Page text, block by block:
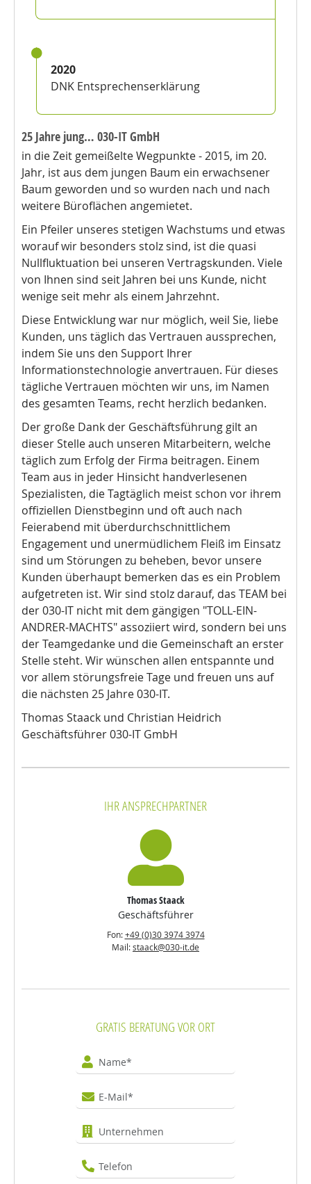
2020
DNK Entsprechenserklärung
25 Jahre jung… 030-IT GmbH
in die Zeit gemeißelte Wegpunkte - 2015, im 20.
Jahr, ist aus dem jungen Baum ein erwachsener
Baum geworden und so wurden nach und nach
weitere Büroflächen angemietet.
Ein Pfeiler unseres stetigen Wachstums und etwas
worauf wir besonders stolz sind, ist die quasi
Nullfluktuation bei unseren Vertragskunden. Viele
von Ihnen sind seit Jahren bei uns Kunde, nicht
wenige seit mehr als einem Jahrzehnt.
Diese Entwicklung war nur möglich, weil Sie, liebe
Kunden, uns täglich das Vertrauen aussprechen,
indem Sie uns den Support Ihrer
Informationstechnologie anvertrauen. Für dieses
tägliche Vertrauen möchten wir uns, im Namen
des gesamten Teams, recht herzlich bedanken.
Der große Dank der Geschäftsführung gilt an
dieser Stelle auch unseren Mitarbeitern, welche
täglich zum Erfolg der Firma beitragen. Einem
Team aus in jeder Hinsicht handverlesenen
Spezialisten, die Tagtäglich meist schon vor ihrem
offiziellen Dienstbeginn und oft auch nach
Feierabend mit überdurchschnittlichem
Engagement und unermüdlichem Fleiß im Einsatz
sind um Störungen zu beheben, bevor unsere
Kunden überhaupt bemerken das es ein Problem
aufgetreten ist. Wir sind stolz darauf, das TEAM bei
der 030-IT nicht mit dem gängigen "TOLL-EIN-
ANDRER-MACHTS" assoziiert wird, sondern bei uns
der Teamgedanke und die Gemeinschaft an erster
Stelle steht. Wir wünschen allen entspannte und
vor allem störungsfreie Tage und freuen uns auf
die nächsten 25 Jahre 030-IT.
Thomas Staack und Christian Heidrich
Geschäftsführer 030-IT GmbH
IHR ANSPRECHPARTNER
Thomas Staack
Geschäftsführer
Fon:+49 (0)30 3974 3974
Mail:staack@030-it.de
GRATIS BERATUNG VOR ORT
Name
E-Mail
Unternehmen
Telefon